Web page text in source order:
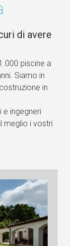
di avere
piscine a
Siamo in
in
e ingegneri
meglio i vostri